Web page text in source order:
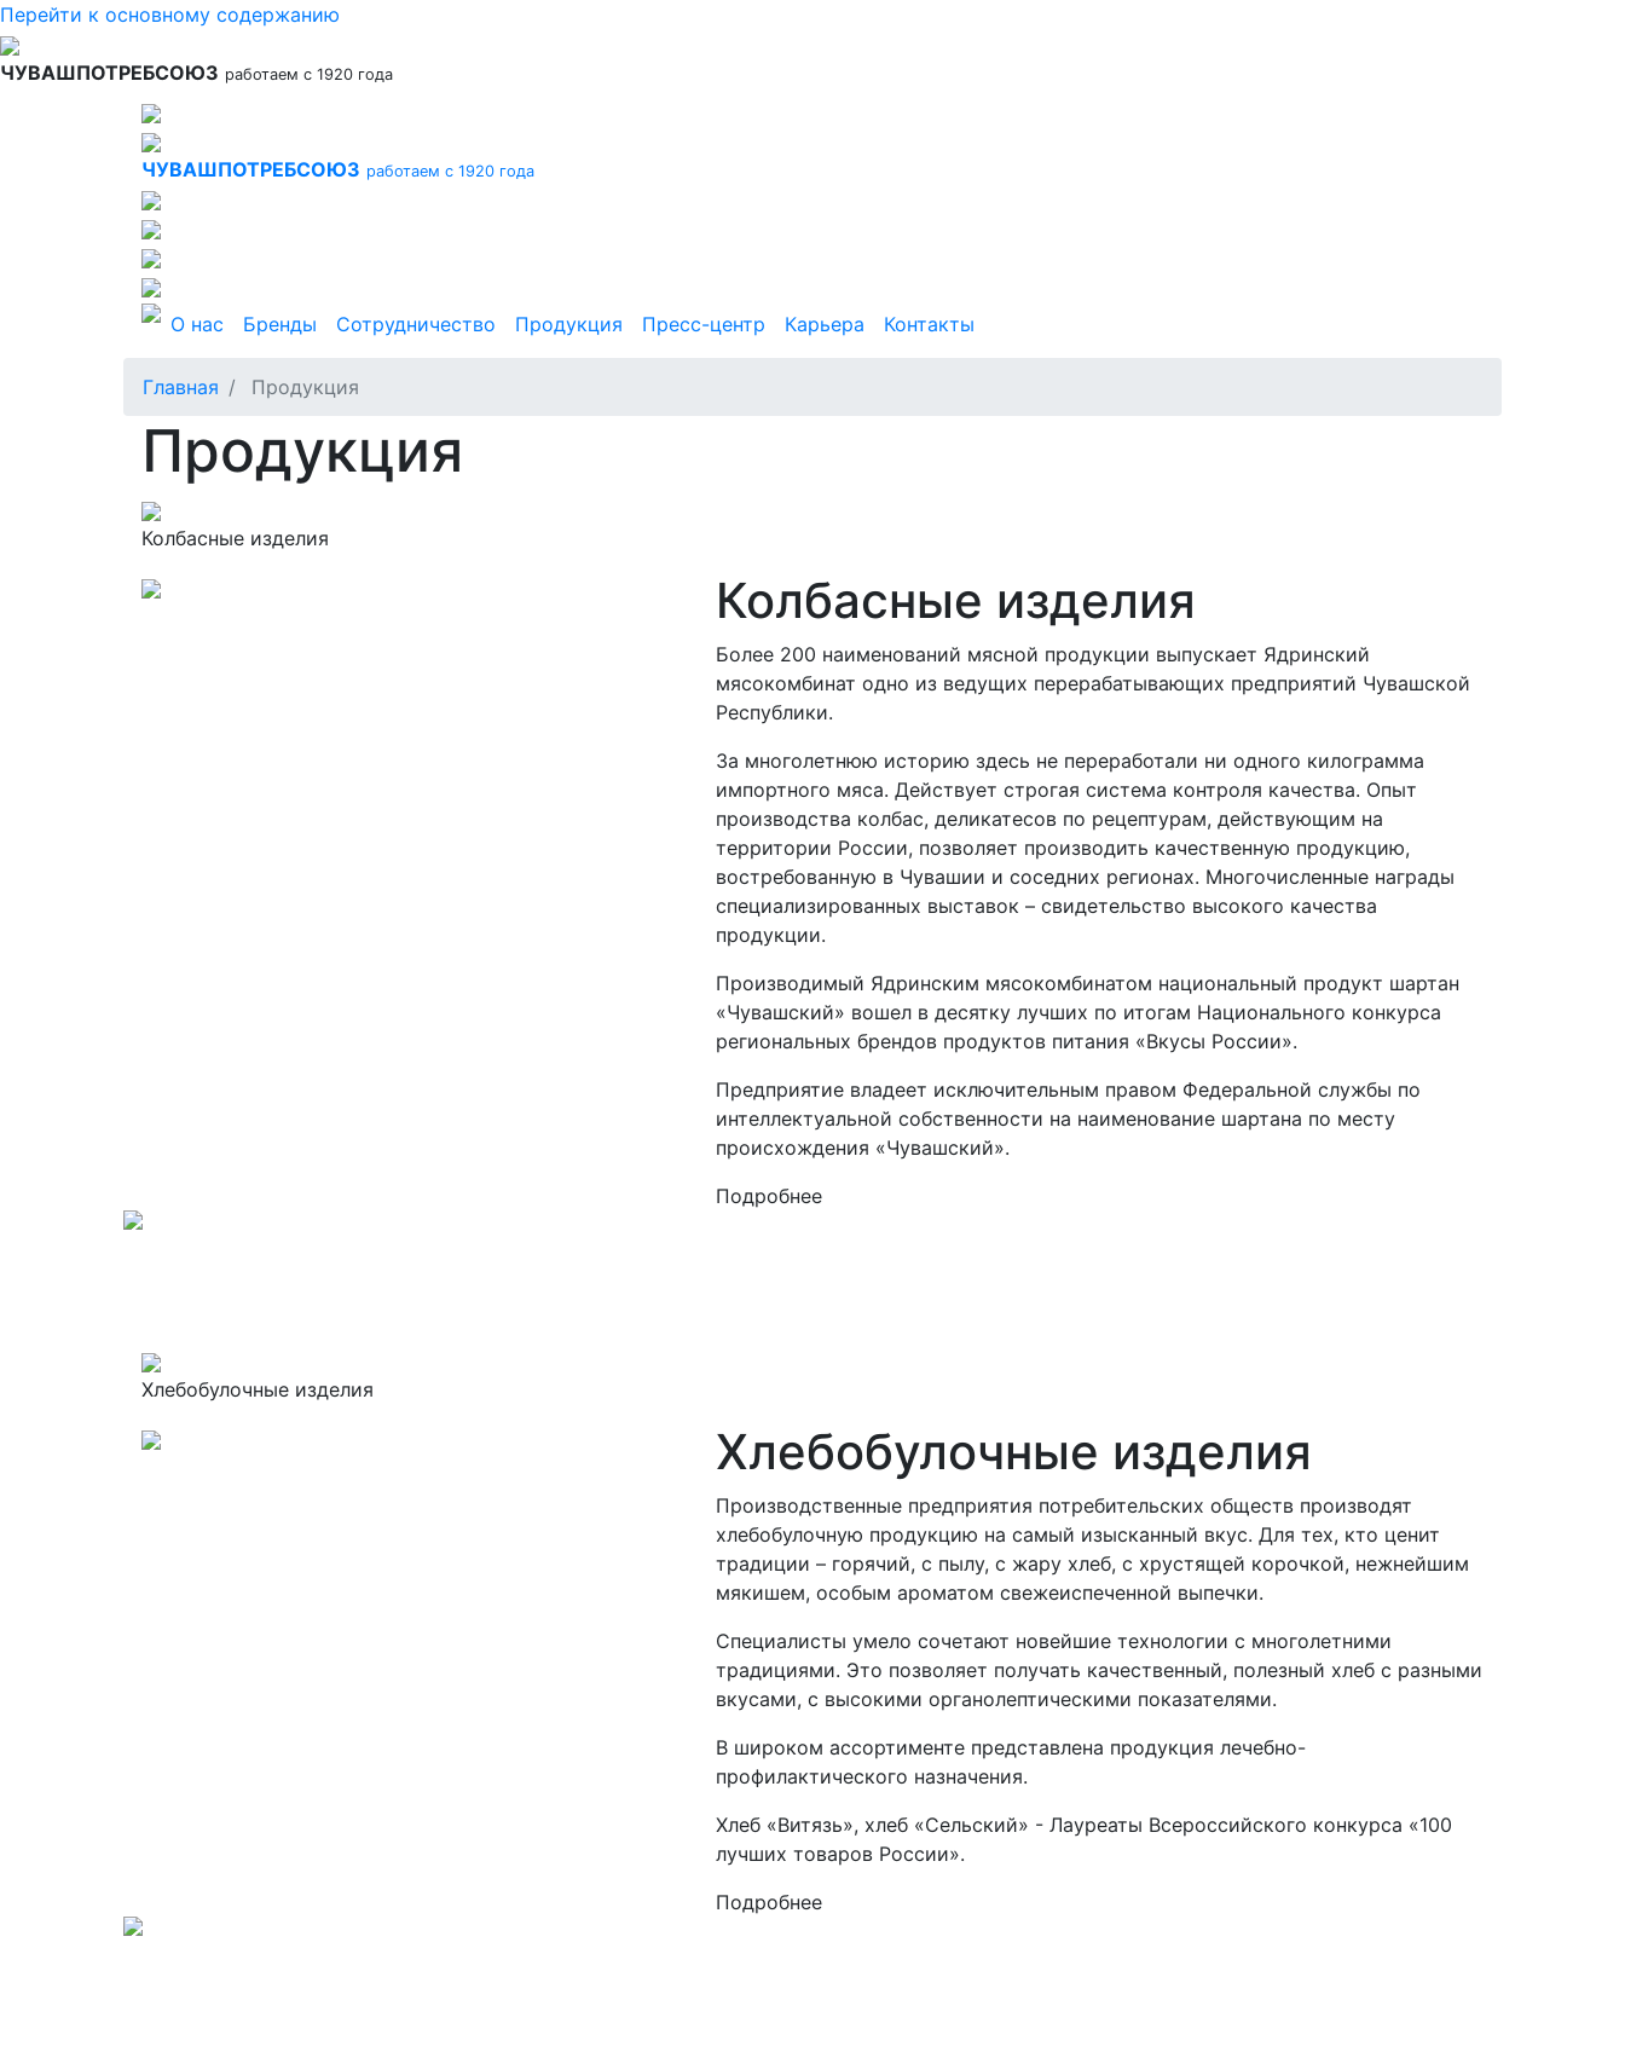
Перейти к основному содержанию
ЧУВАШПОТРЕБСОЮЗ работаем с 1920 года
ЧУВАШПОТРЕБСОЮЗ работаем с 1920 года
Основная навигация
О нас Бренды Сотрудничество Продукция Пресс-центр Карьера Контакты
Главная Продукция
Продукция
Колбасные изделия
Колбасные изделия
Более 200 наименований мясной продукции выпускает Ядринский
мясокомбинат одно из ведущих перерабатывающих предприятий Чувашской
Республики.
За многолетнюю историю здесь не переработали ни одного килограмма
импортного мяса. Действует строгая система контроля качества. Опыт
производства колбас, деликатесов по рецептурам, действующим на
территории России, позволяет производить качественную продукцию,
востребованную в Чувашии и соседних регионах. Многочисленные награды
специализированных выставок – свидетельство высокого качества
продукции.
Производимый Ядринским мясокомбинатом национальный продукт шартан
«Чувашский» вошел в десятку лучших по итогам Национального конкурса
региональных брендов продуктов питания «Вкусы России».
Предприятие владеет исключительным правом Федеральной службы по
интеллектуальной собственности на наименование шартана по месту
происхождения «Чувашский».
Подробнее
Хлебобулочные изделия
Хлебобулочные изделия
Производственные предприятия потребительских обществ производят
хлебобулочную продукцию на самый изысканный вкус. Для тех, кто ценит
традиции – горячий, с пылу, с жару хлеб, с хрустящей корочкой, нежнейшим
мякишем, особым ароматом свежеиспеченной выпечки.
Специалисты умело сочетают новейшие технологии с многолетними
традициями. Это позволяет получать качественный, полезный хлеб с разными
вкусами, с высокими органолептическими показателями.
В широком ассортименте представлена продукция лечебно-
профилактического назначения.
Хлеб «Витязь», хлеб «Сельский» - Лауреаты Всероссийского конкурса «100
лучших товаров России».
Подробнее